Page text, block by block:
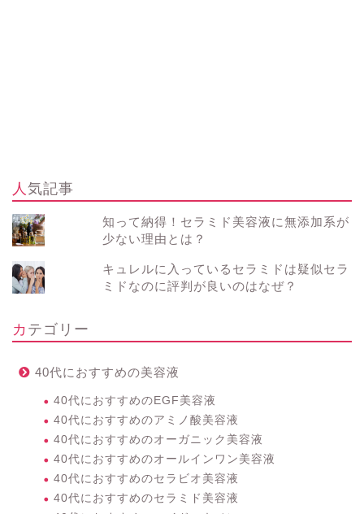
人気記事
知って納得！セラミド美容液に無添加系が
少ない理由とは？
キュレルに入っているセラミドは疑似セラ
ミドなのに評判が良いのはなぜ？
カテゴリー
40代におすすめの美容液
40代におすすめのEGF美容液
40代におすすめのアミノ酸美容液
40代におすすめのオーガニック美容液
40代におすすめのオールインワン美容液
40代におすすめのセラビオ美容液
40代におすすめのセラミド美容液